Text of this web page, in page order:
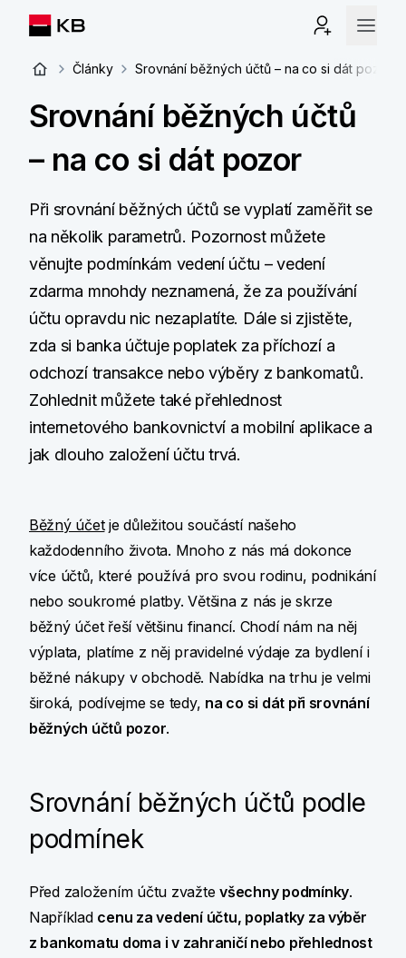
Články Srovnání běžných účtů – na co si dát pozor
Srovnání běžných účtů
– na co si dát pozor
Při srovnání běžných účtů se vyplatí zaměřit se
na několik parametrů. Pozornost můžete
věnujte podmínkám vedení účtu – vedení
zdarma mnohdy neznamená, že za používání
účtu opravdu nic nezaplatíte. Dále si zjistěte,
zda si banka účtuje poplatek za příchozí a
odchozí transakce nebo výběry z bankomatů.
Zohlednit můžete také přehlednost
internetového bankovnictví a mobilní aplikace a
jak dlouho založení účtu trvá.
Běžný účetje důležitou součástí našeho
každodenního života. Mnoho z nás má dokonce
více účtů, které používá pro svou rodinu, podnikání
nebo soukromé platby. Většina z nás je skrze
běžný účet řeší většinu financí. Chodí nám na něj
výplata, platíme z něj pravidelné výdaje za bydlení i
běžné nákupy v obchodě. Nabídka na trhu je velmi
široká, podívejme se tedy, na co si dát při srovnání
běžných účtů pozor.
Srovnání běžných účtů podle
podmínek
Před založením účtu zvažtevšechny podmínky.
Například cenu za vedení účtu, poplatky za výběr
z bankomatu doma i v zahraničí nebo přehlednost